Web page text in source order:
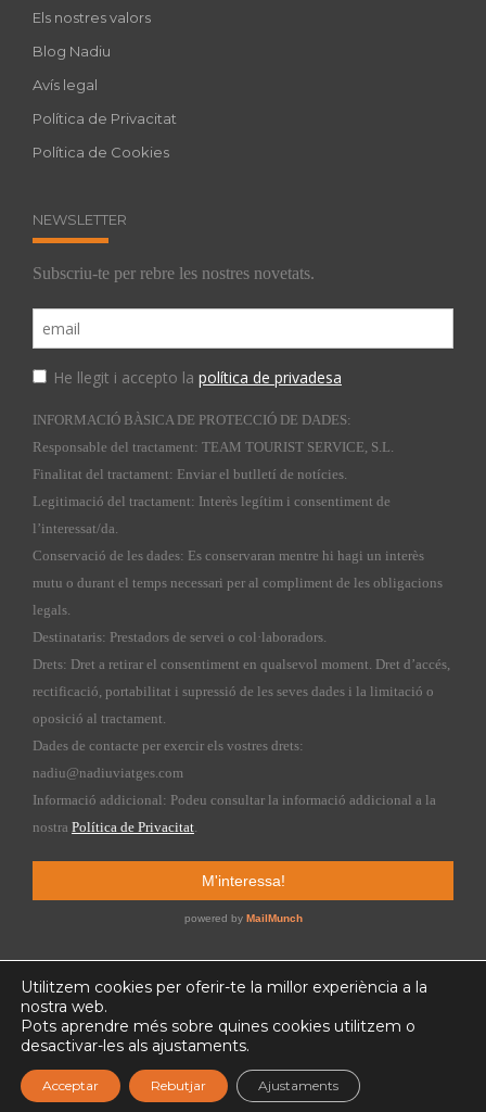
Els nostres valors
Blog Nadiu
Avís legal
Política de Privacitat
Política de Cookies
NEWSLETTER
Copyright © 2015 nadiuviatges.com | Web design by Kiribatis
Utilitzem cookies per oferir-te la millor experiència a la
nostra web.
Pots aprendre més sobre quines cookies utilitzem o
desactivar-les als ajustaments.
Acceptar Rebutjar Ajustaments